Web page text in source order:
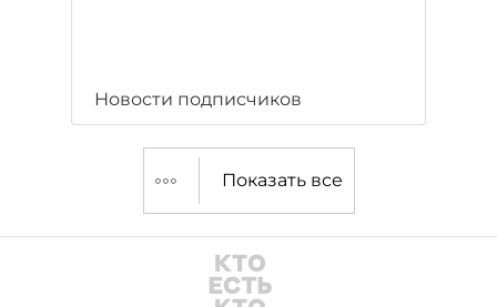
Новости подписчиков
Показать все